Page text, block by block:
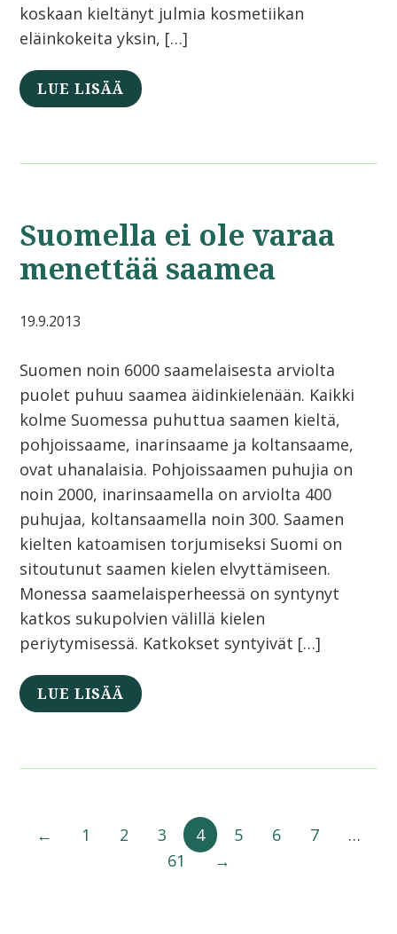
koskaan kieltänyt julmia kosmetiikan
eläinkokeita yksin, […]
LUE LISÄÄ
Suomella ei ole varaa
menettää saamea
19.9.2013
Suomen noin 6000 saamelaisesta arviolta
puolet puhuu saamea äidinkielenään. Kaikki
kolme Suomessa puhuttua saamen kieltä,
pohjoissaame, inarinsaame ja koltansaame,
ovat uhanalaisia. Pohjoissaamen puhujia on
noin 2000, inarinsaamella on arviolta 400
puhujaa, koltansaamella noin 300. Saamen
kielten katoamisen torjumiseksi Suomi on
sitoutunut saamen kielen elvyttämiseen.
Monessa saamelaisperheessä on syntynyt
katkos sukupolvien välillä kielen
periytymisessä. Katkokset syntyivät […]
LUE LISÄÄ
← 1 2 3 4 5 6 7
…
61
→